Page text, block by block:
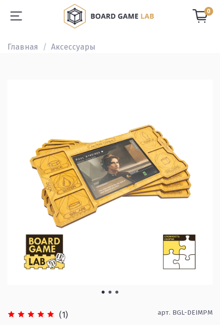
0
Главная Аксессуары
(1) арт. BGL-DEIMPM